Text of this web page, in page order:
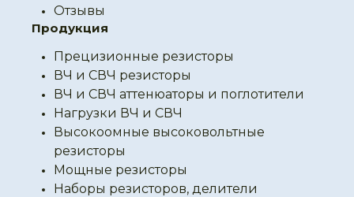
Отзывы
Продукция
Прецизионные резисторы
ВЧ и СВЧ резисторы
ВЧ и СВЧ аттенюаторы и поглотители
Нагрузки ВЧ и СВЧ
Высокоомные высоковольтные
резисторы
Мощные резисторы
Наборы резисторов, делители